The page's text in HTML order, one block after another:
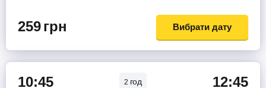
259грн Вибрати дату
10:45 2 год 12:45